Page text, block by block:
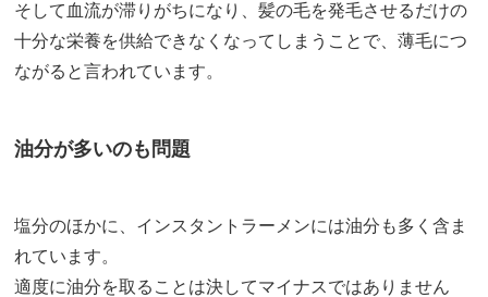
そして血流が滞りがちになり、髪の毛を発毛させるだけの
十分な栄養を供給できなくなってしまうことで、薄毛につ
ながると言われています。
油分が多いのも問題
塩分のほかに、インスタントラーメンには油分も多く含ま
れています。
適度に油分を取ることは決してマイナスではありません